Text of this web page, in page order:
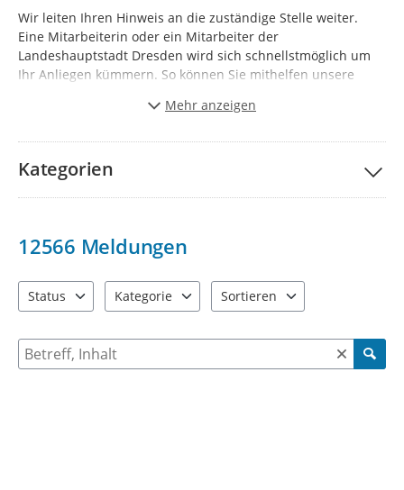
Wir leiten Ihren Hinweis an die zuständige Stelle weiter.
Eine Mitarbeiterin oder ein Mitarbeiter der
Landeshauptstadt Dresden wird sich schnellstmöglich um
Ihr Anliegen kümmern. So können Sie mithelfen unsere
Mehr anzeigen
Kategorien
12566 Meldungen
Status
Kategorie
Sortieren
Suche nach Meldungen und Kommentaren